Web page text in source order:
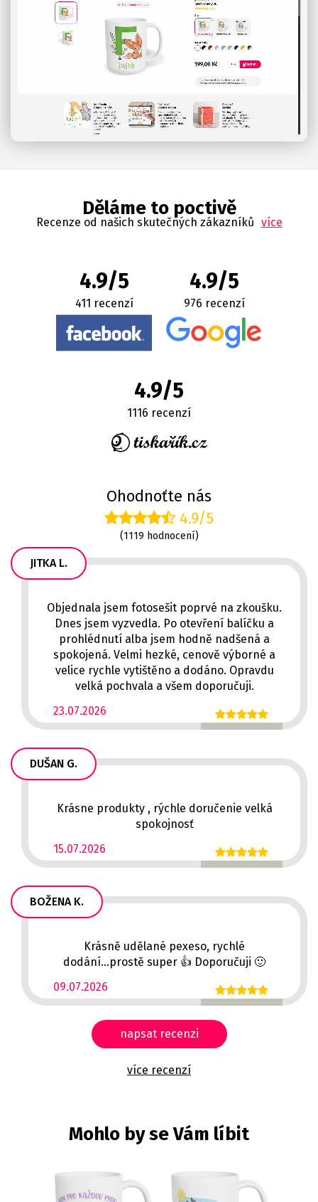
Děláme to poctivě
Recenze od našich skutečných zákazníků více
4.9/5
411 recenzí
4.9/5
976 recenzí
4.9/5
1116 recenzí
Ohodnoťte nás
4.9/5
(1119 hodnocení)
JITKA L.
23.07.2026
Objednala jsem fotosešit poprvé na zkoušku.
Dnes jsem vyzvedla. Po otevření balíčku a
prohlédnutí alba jsem hodně nadšená a
spokojená. Velmi hezké, cenově výborné a
velice rychle vytištěno a dodáno. Opravdu
velká pochvala a všem doporučuji.
DUŠAN G.
15.07.2026
Krásne produkty , rýchle doručenie velká
spokojnosť
BOŽENA K.
09.07.2026
Krásně udělané pexeso, rychlé
dodání...prostě super 👍 Doporučuji 🙂
napsat recenzi
více recenzí
Mohlo by se Vám líbit